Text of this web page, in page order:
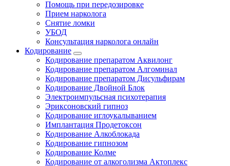
Помощь при передозировке
Прием нарколога
Снятие ломки
УБОД
Консультация нарколога онлайн
Кодирование
Кодирование препаратом Аквилонг
Кодирование препаратом Алгоминал
Кодирование препаратом Дисульфирам
Кодирование Двойной Блок
Электроимпульсная психотерапия
Эриксоновский гипноз
Кодирование иглоукалыванием
Имплантация Продетоксон
Кодирование Алкоблокада
Кодирование гипнозом
Кодирование Колме
Кодирование от алкоголизма Актоплекс